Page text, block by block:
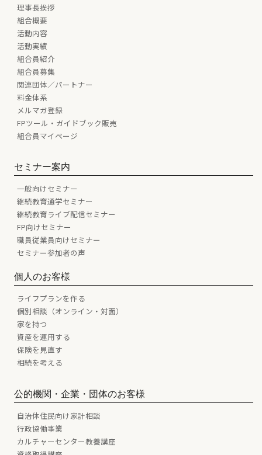
理事長挨拶
組合概要
活動内容
活動実績
組合員紹介
組合員募集
関連団体／パートナー
料金体系
メルマガ登録
FPツール・ガイドブック販売
組合員マイページ
セミナー案内
一般向けセミナー
継続教育通学セミナー
継続教育ライブ配信セミナー
FP向けセミナー
職員従業員向けセミナー
セミナー参加者の声
個人のお客様
ライフプランを作る
個別相談（オンライン・対面）
家を持つ
資産を運用する
保険を見直す
相続を考える
公的機関・企業・団体のお客様
自治体住民向け家計相談
行政協働事業
カルチャーセンター教養講座